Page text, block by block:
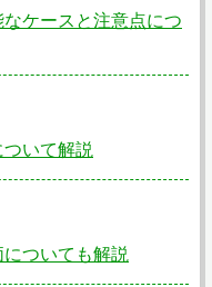
ケースと注意点につ
いて解説
ついても解説